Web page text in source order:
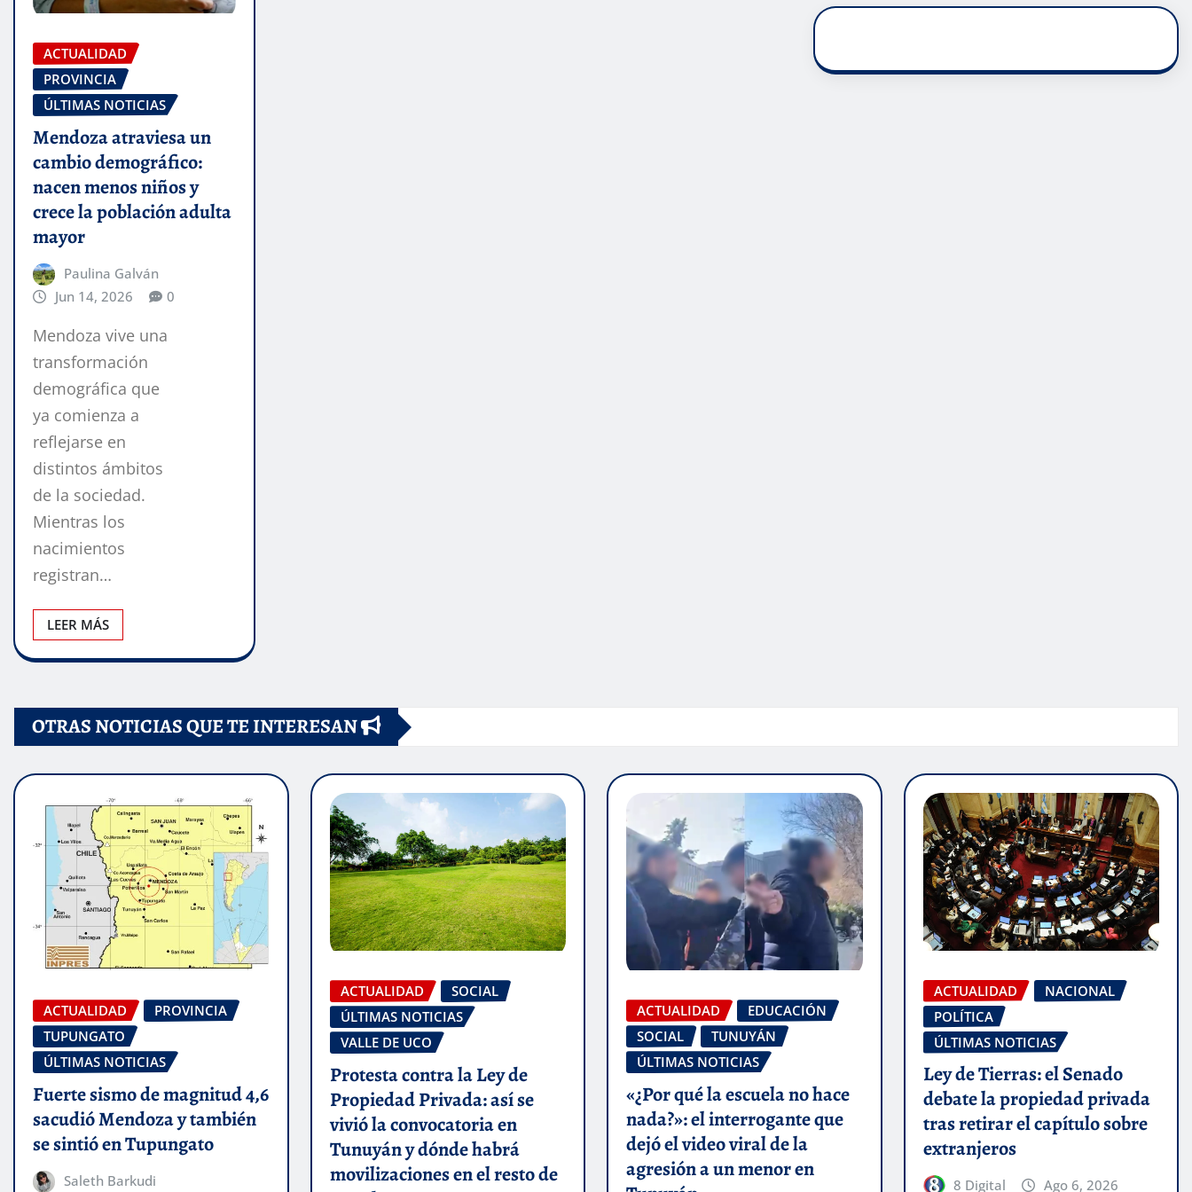
ACTUALIDAD
PROVINCIA
ÚLTIMAS NOTICIAS
Mendoza atraviesa un
cambio demográfico:
nacen menos niños y
crece la población adulta
mayor
Paulina Galván
Jun 14, 2026
0
Mendoza vive una
transformación
demográfica que
ya comienza a
reflejarse en
distintos ámbitos
de la sociedad.
Mientras los
nacimientos
registran…
LEER MÁS
OTRAS NOTICIAS QUE TE INTERESAN
ACTUALIDAD
PROVINCIA
TUPUNGATO
ÚLTIMAS NOTICIAS
Fuerte sismo de magnitud 4,6
sacudió Mendoza y también
se sintió en Tupungato
Saleth Barkudi
ACTUALIDAD
SOCIAL
ÚLTIMAS NOTICIAS
VALLE DE UCO
Protesta contra la Ley de
Propiedad Privada: así se
vivió la convocatoria en
Tunuyán y dónde habrá
movilizaciones en el resto de
ACTUALIDAD
EDUCACIÓN
SOCIAL
TUNUYÁN
ÚLTIMAS NOTICIAS
«¿Por qué la escuela no hace
nada?»: el interrogante que
dejó el video viral de la
agresión a un menor en
ACTUALIDAD
NACIONAL
POLÍTICA
ÚLTIMAS NOTICIAS
Ley de Tierras: el Senado
debate la propiedad privada
tras retirar el capítulo sobre
extranjeros
8 Digital Ago 6, 2026